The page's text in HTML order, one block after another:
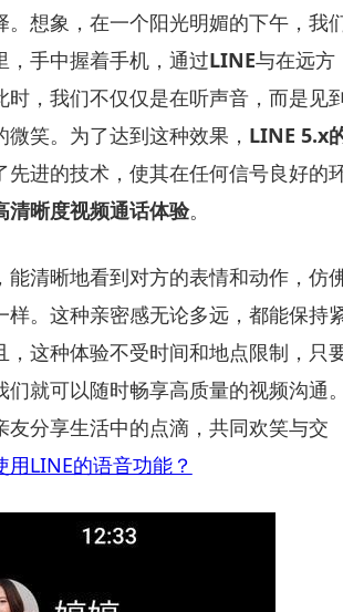
。想象，在一个阳光明媚的下午，我
，手中握着手机，通过LINE与在远方
时，我们不仅仅是在听声音，而是见
笑。为了达到这种效果， LINE 5.x
先进的技术，使其在任何信号良好的
清晰度视频通话体验。
能清晰地看到对方的表情和动作，仿
样。这种亲密感无论多远，都能保持
，这种体验不受时间和地点限制，只
们就可以随时畅享高质量的视频沟通
友分享生活中的点滴，共同欢笑与交
用LINE的语音功能？